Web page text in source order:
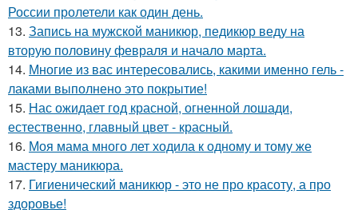
России пролетели как один день.
13. Запись на мужской маникюр, педикюр веду на
вторую половину февраля и начало марта.
14. Многие из вас интересовались, какими именно гель -
лаками выполнено это покрытие!
15. Нас ожидает год красной, огненной лошади,
естественно, главный цвет - красный.
16. Моя мама много лет ходила к одному и тому же
мастеру маникюра.
17. Гигиенический маникюр - это не про красоту, а про
здоровье!